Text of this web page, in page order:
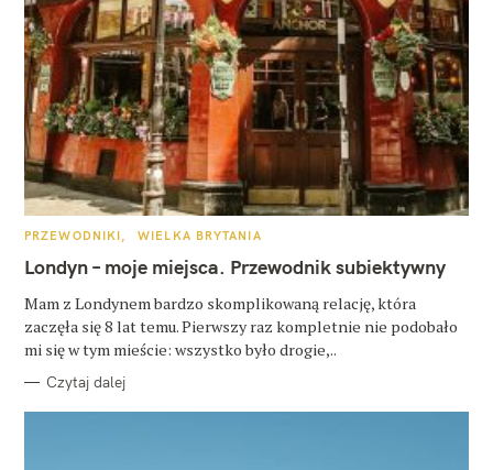
K
T
E
O
R
I
PRZEWODNIKI WIELKA BRYTANIA
Londyn – moje miejsca. Przewodnik subiektywny
Mam z Londynem bardzo skomplikowaną relację, która
zaczęła się 8 lat temu. Pierwszy raz kompletnie nie podobało
mi się w tym mieście: wszystko było drogie,..
Czytaj dalej